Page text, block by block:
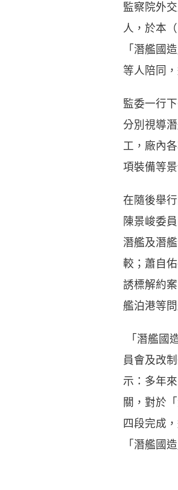
監察院外
人，於本
「潛艦國
等人陪同
監委一行
分別視導
工，廠內
項裝備等
在隨後舉
陳景峻委
潛艦及潛
較；蕭自
誘標解約
艦泊港等
「潛艦國
員會及改
示：多年
關，對於
四段完成
「潛艦國